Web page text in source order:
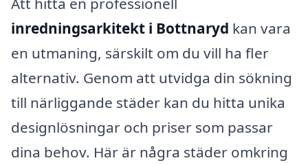
inredningsarkitekt i Bottnaryd kan vara
en utmaning, särskilt om du vill ha fler
alternativ. Genom att utvidga din sökning
till närliggande städer kan du hitta unika
designlösningar och priser som passar
dina behov. Här är några städer omkring